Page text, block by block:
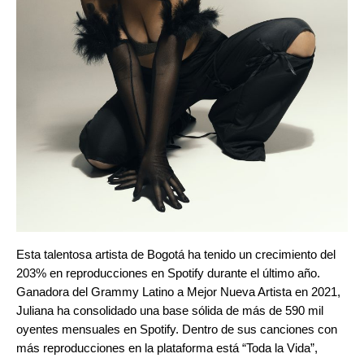
Esta talentosa artista de Bogotá ha tenido un crecimiento del
203% en reproducciones en Spotify durante el último año.
Ganadora del Grammy Latino a Mejor Nueva Artista en 2021,
Juliana ha consolidado una base sólida de más de 590 mil
oyentes mensuales en Spotify. Dentro de sus canciones con
más reproducciones en la plataforma está “Toda la Vida”,